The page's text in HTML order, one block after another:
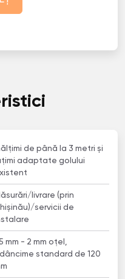
de până la 3 metri și
adaptate golului
livrare (prin
servicii de
mm - 2 mm oțel,
standard de 120